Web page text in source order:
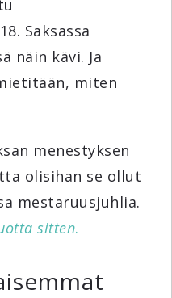
Saksassa
näin kävi. Ja
miten
menestyksen
olisihan se ollut
mestaruusjuhlia.
sitten.